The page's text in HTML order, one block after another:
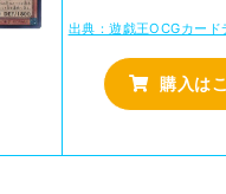
出典：遊戯王OCGカード
購入は